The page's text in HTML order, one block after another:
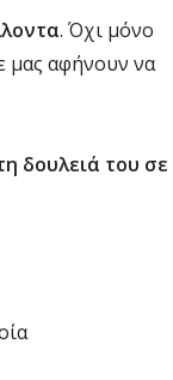
. Όχι μόνο
μας αφήνουν να
δουλειά του σε